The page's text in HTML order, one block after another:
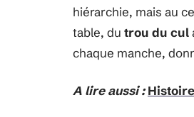
hiérarchie, mais au
table, du trou du cul
chaque manche,
A lire aussi :